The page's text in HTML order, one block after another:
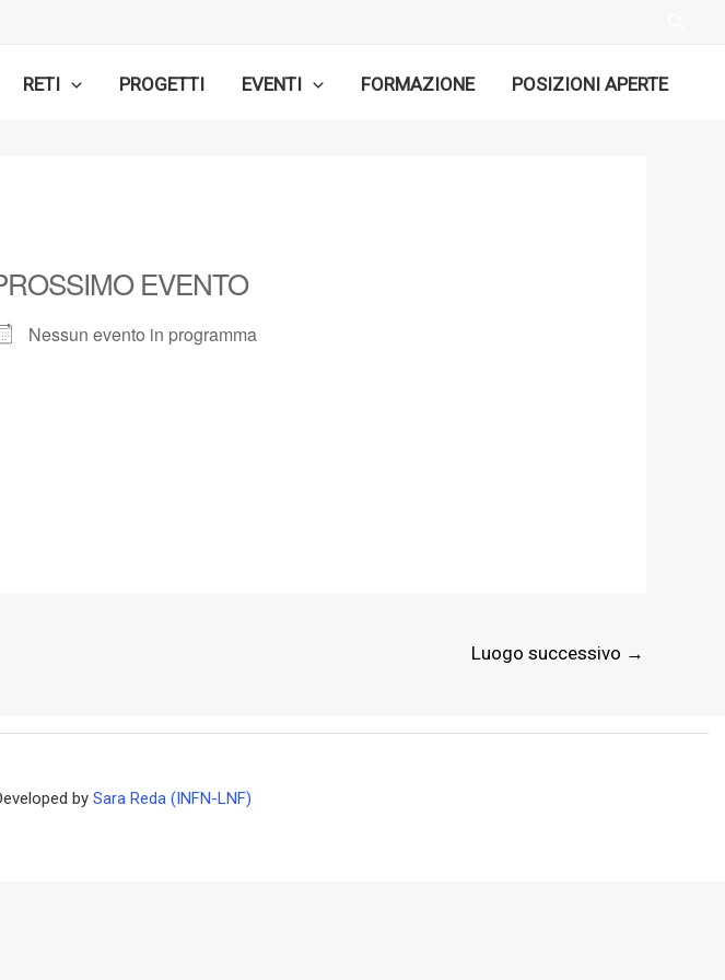
RETI PROGETTI EVENTI FORMAZIONE POSIZIONI APERTE
EVENTO
Nessun evento in programma
Luogo successivo →
by Sara Reda (INFN-LNF)